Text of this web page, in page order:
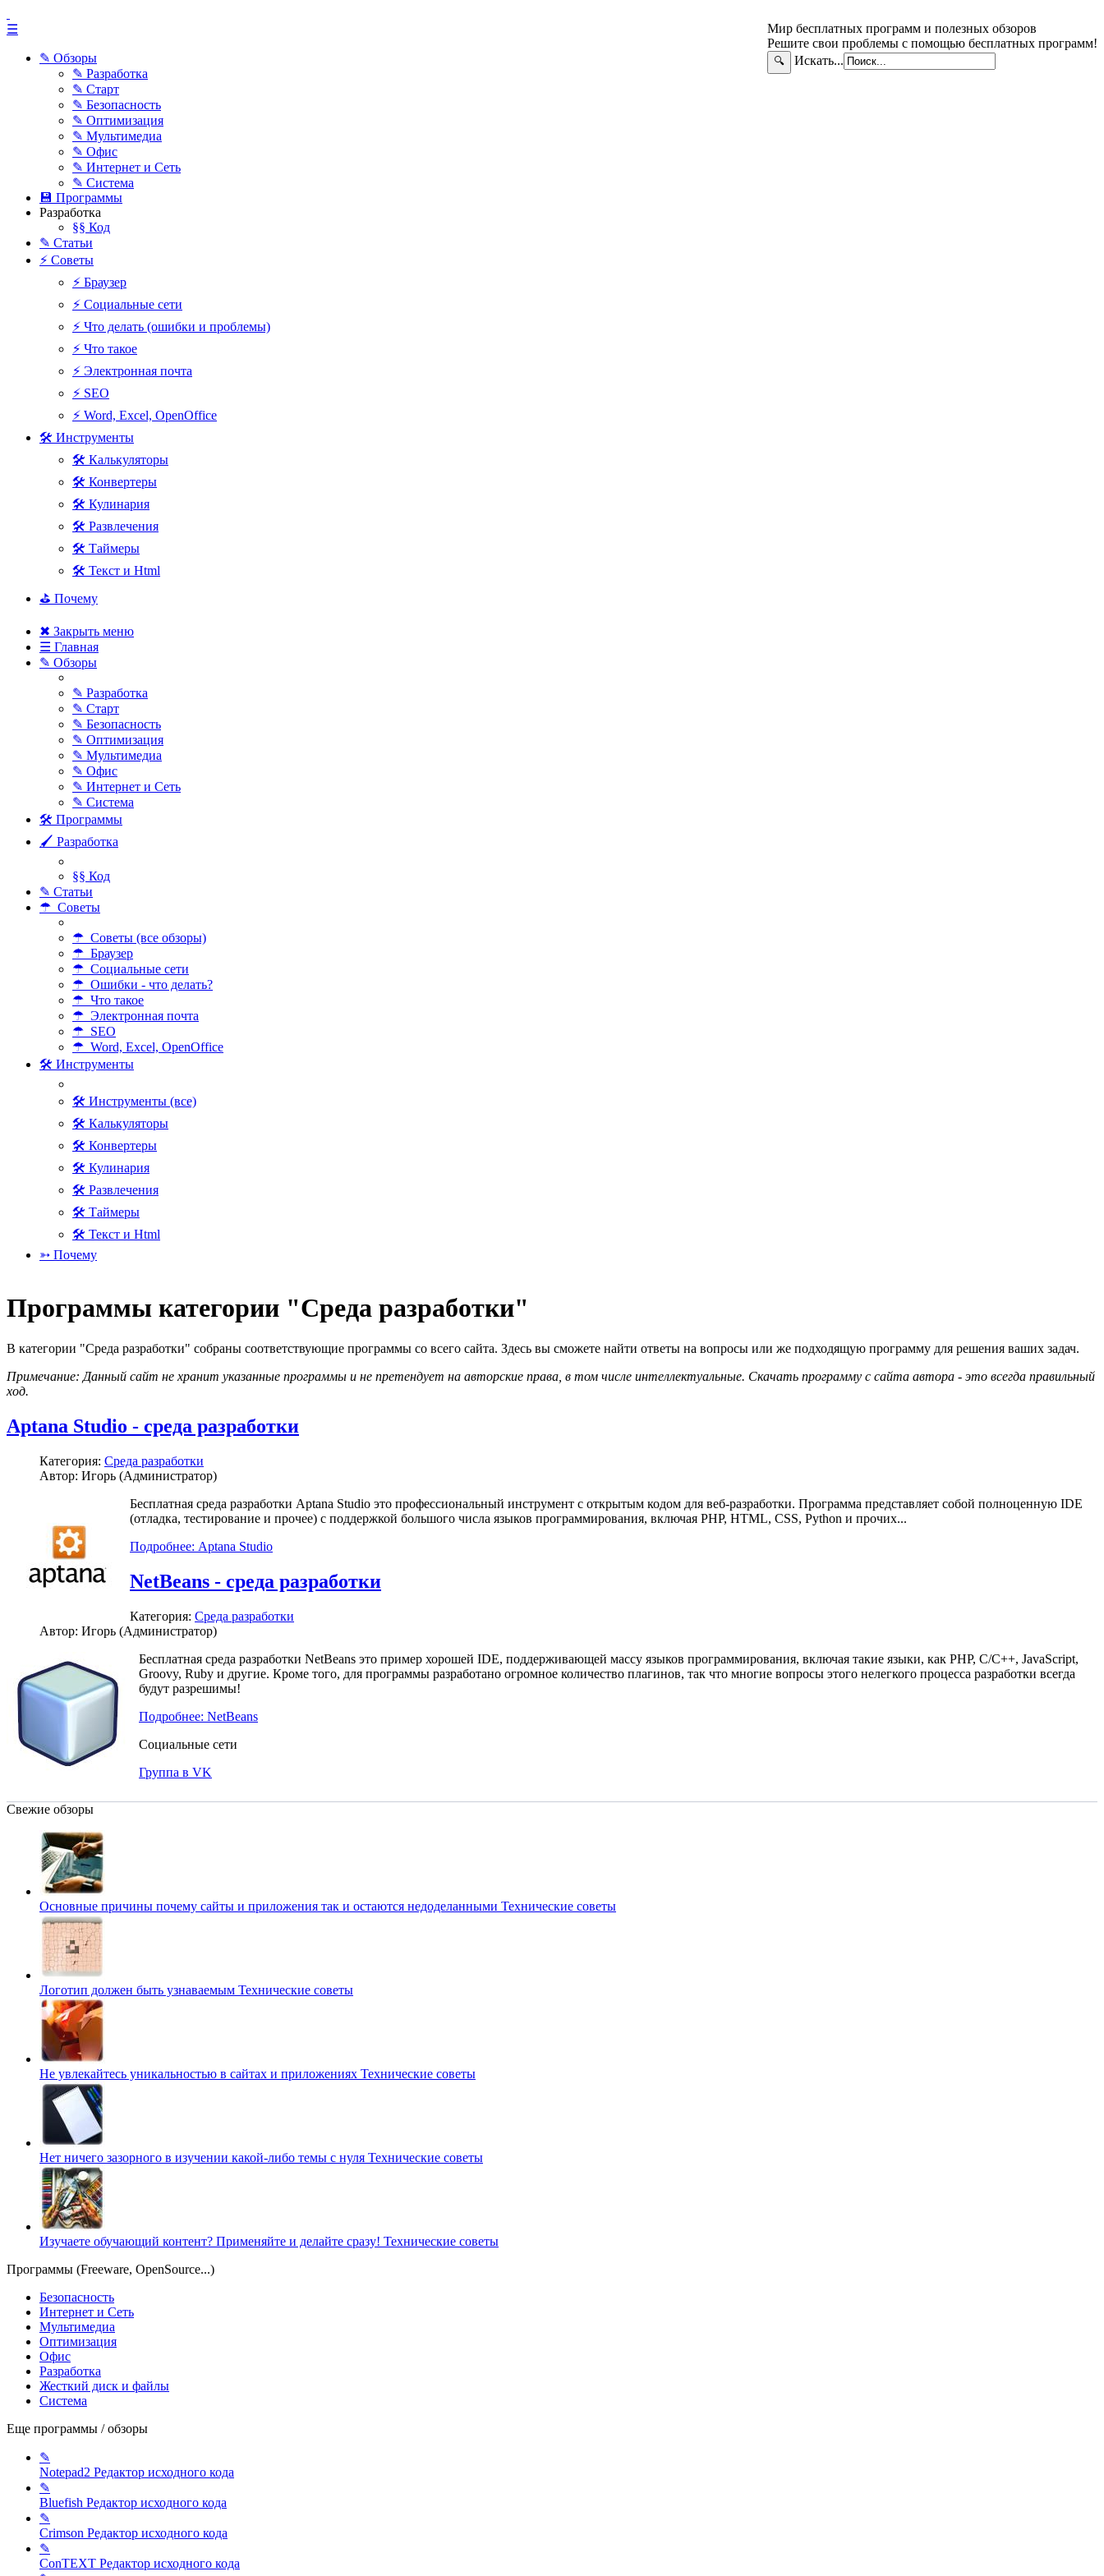
Мир бесплатных программ и полезных обзоров
Решите свои проблемы с помощью бесплатных программ!
🔍 Искать...
☰
✎ Обзоры
✎ Разработка
✎ Старт
✎ Безопасность
✎ Оптимизация
✎ Мультимедиа
✎ Офис
✎ Интернет и Сеть
✎ Система
💾 Программы
Разработка
§§ Код
✎ Статьи
⚡ Советы
⚡ Браузер
⚡ Социальные сети
⚡ Что делать (ошибки и проблемы)
⚡ Что такое
⚡ Электронная почта
⚡ SEO
⚡ Word, Excel, OpenOffice
🛠 Инструменты
🛠 Калькуляторы
🛠 Конвертеры
🛠 Кулинария
🛠 Развлечения
🛠 Таймеры
🛠 Текст и Html
⛳ Почему
✖ Закрыть меню
☰ Главная
✎ Обзоры
✎ Разработка
✎ Старт
✎ Безопасность
✎ Оптимизация
✎ Мультимедиа
✎ Офис
✎ Интернет и Сеть
✎ Система
🛠 Программы
🖌 Разработка
§§ Код
✎ Статьи
☂ Советы
☂ Советы (все обзоры)
☂ Браузер
☂ Социальные сети
☂ Ошибки - что делать?
☂ Что такое
☂ Электронная почта
☂ SEO
☂ Word, Excel, OpenOffice
🛠 Инструменты
🛠 Инструменты (все)
🛠 Калькуляторы
🛠 Конвертеры
🛠 Кулинария
🛠 Развлечения
🛠 Таймеры
🛠 Текст и Html
➳ Почему
Программы категории "Среда разработки"
В категории "Среда разработки" собраны соответствующие программы со всего сайта. Здесь вы сможете найти ответы на вопросы или же подходящую программу для решения ваших задач.
Примечание: Данный сайт не хранит указанные программы и не претендует на авторские права, в том числе интеллектуальные. Скачать программу с сайта автора - это всегда правильный
ход.
Aptana Studio - среда разработки
Категория: Среда разработки
Автор: Игорь (Администратор)
Бесплатная среда разработки Aptana Studio это профессиональный инструмент с открытым кодом для веб-разработки. Программа представляет собой полноценную IDE
(отладка, тестирование и прочее) с поддержкой большого числа языков программирования, включая PHP, HTML, CSS, Python и прочих...
Подробнее: Aptana Studio
NetBeans - среда разработки
Категория: Среда разработки
Автор: Игорь (Администратор)
Бесплатная среда разработки NetBeans это пример хорошей IDE, поддерживающей массу языков программирования, включая такие языки, как PHP, C/C++, JavaScript,
Groovy, Ruby и другие. Кроме того, для программы разработано огромное количество плагинов, так что многие вопросы этого нелегкого процесса разработки всегда
будут разрешимы!
Подробнее: NetBeans
Социальные сети
Группа в VK
Свежие обзоры
Основные причины почему сайты и приложения так и остаются недоделанными Технические советы
Логотип должен быть узнаваемым Технические советы
Не увлекайтесь уникальностью в сайтах и приложениях Технические советы
Нет ничего зазорного в изучении какой-либо темы с нуля Технические советы
Изучаете обучающий контент? Применяйте и делайте сразу! Технические советы
Программы (Freeware, OpenSource...)
Безопасность
Интернет и Сеть
Мультимедиа
Оптимизация
Офис
Разработка
Жесткий диск и файлы
Система
Еще программы / обзоры
✎
Notepad2 Редактор исходного кода
✎
Bluefish Редактор исходного кода
✎
Crimson Редактор исходного кода
✎
ConTEXT Редактор исходного кода